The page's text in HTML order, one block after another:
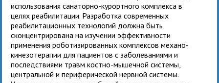
использования санаторно-курортного комплекса в
целях реабилитации. Разработка современных
реабилитационных технологий должна быть
сконцентрирована на изучении эффективности
применения роботизированных комплексов механо-
кинезотерапии для пациентов с заболеваниями и
последствиями травм костно-мышечной системы,
центральной и периферической нервной системы.